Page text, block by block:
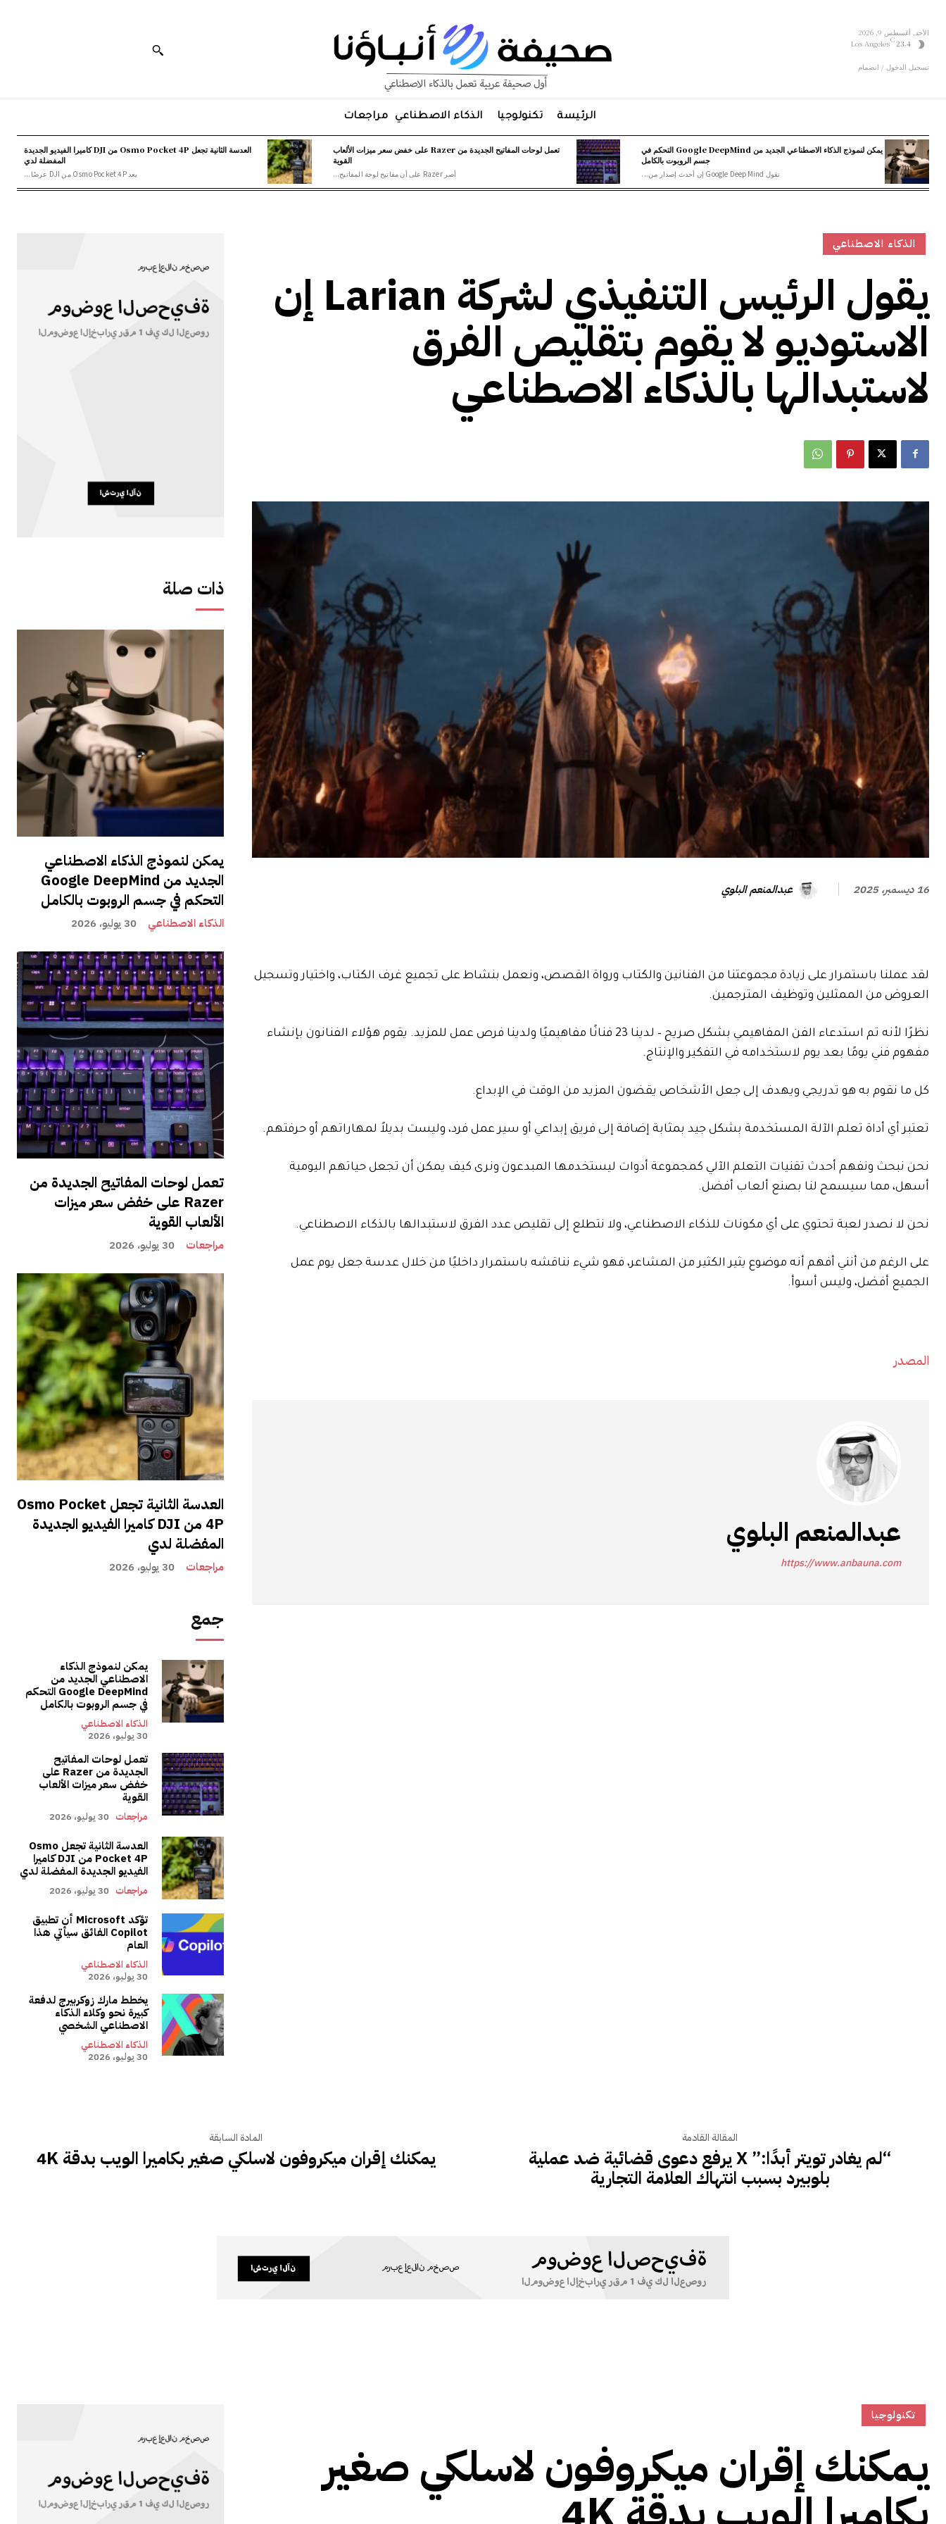
الأحد, أغسطس 9, 2026
23.4
C
Los Angeles
تسجيل الدخول / انضمام
الرئيسة تكنولوجيا الذكاء الاصطناعي مراجعات
يمكن لنموذج الذكاء الاصطناعي الجديد من Google DeepMind التحكم في
جسم الروبوت بالكامل
تقول Google DeepMind إن أحدث إصدار من...
تعمل لوحات المفاتيح الجديدة من Razer على خفض سعر ميزات الألعاب
القوية
أصر Razer على أن مفاتيح لوحة المفاتيح...
العدسة الثانية تجعل Osmo Pocket 4P من DJI كاميرا الفيديو الجديدة
المفضلة لدي
يعد Osmo Pocket 4P من DJI عرضًا...
ذات صلة
يمكن لنموذج الذكاء الاصطناعي
الجديد من Google DeepMind
التحكم في جسم الروبوت بالكامل
الذكاء الاصطناعي 30 يوليو، 2026
تعمل لوحات المفاتيح الجديدة من
Razer على خفض سعر ميزات
الألعاب القوية
مراجعات 30 يوليو، 2026
العدسة الثانية تجعل Osmo Pocket
4P من DJI كاميرا الفيديو الجديدة
المفضلة لدي
مراجعات 30 يوليو، 2026
جمع
يمكن لنموذج الذكاء
الاصطناعي الجديد من
Google DeepMind التحكم
في جسم الروبوت بالكامل
الذكاء الاصطناعي
30 يوليو، 2026
تعمل لوحات المفاتيح
الجديدة من Razer على
خفض سعر ميزات الألعاب
القوية
مراجعات 30 يوليو، 2026
العدسة الثانية تجعل Osmo
Pocket 4P من DJI كاميرا
الفيديو الجديدة المفضلة لدي
مراجعات 30 يوليو، 2026
تؤكد Microsoft أن تطبيق
Copilot الفائق سيأتي هذا
العام
الذكاء الاصطناعي
30 يوليو، 2026
يخطط مارك زوكربيرج لدفعة
كبيرة نحو وكلاء الذكاء
الاصطناعي الشخصي
الذكاء الاصطناعي
30 يوليو، 2026
الذكاء الاصطناعي
يقول الرئيس التنفيذي لشركة Larian إن
الاستوديو لا يقوم بتقليص الفرق
لاستبدالها بالذكاء الاصطناعي
16 ديسمبر، 2025 عبدالمنعم البلوي
لقد عملنا باستمرار على زيادة مجموعتنا من الفنانين والكتاب ورواة القصص، ونعمل بنشاط على تجميع غرف الكتاب، واختيار وتسجيل
العروض من الممثلين وتوظيف المترجمين.
نظرًا لأنه تم استدعاء الفن المفاهيمي بشكل صريح – لدينا 23 فنانًا مفاهيميًا ولدينا فرص عمل للمزيد. يقوم هؤلاء الفنانون بإنشاء
مفهوم فني يومًا بعد يوم لاستخدامه في التفكير والإنتاج.
كل ما نقوم به هو تدريجي ويهدف إلى جعل الأشخاص يقضون المزيد من الوقت في الإبداع.
تعتبر أي أداة تعلم الآلة المستخدمة بشكل جيد بمثابة إضافة إلى فريق إبداعي أو سير عمل فرد، وليست بديلاً لمهاراتهم أو حرفتهم.
نحن نبحث ونفهم أحدث تقنيات التعلم الآلي كمجموعة أدوات ليستخدمها المبدعون ونرى كيف يمكن أن تجعل حياتهم اليومية
أسهل، مما سيسمح لنا بصنع ألعاب أفضل.
نحن لا نصدر لعبة تحتوي على أي مكونات للذكاء الاصطناعي، ولا نتطلع إلى تقليص عدد الفرق لاستبدالها بالذكاء الاصطناعي.
على الرغم من أنني أفهم أنه موضوع يثير الكثير من المشاعر، فهو شيء نناقشه باستمرار داخليًا من خلال عدسة جعل يوم عمل
الجميع أفضل، وليس أسوأ.
المصدر
عبدالمنعم البلوي
https://www.anbauna.com
المادة السابقة
يمكنك إقران ميكروفون لاسلكي صغير بكاميرا الويب بدقة 4K
المقالة القادمة
“لم يغادر تويتر أبدًا:” X يرفع دعوى قضائية ضد عملية
بلوبيرد بسبب انتهاك العلامة التجارية